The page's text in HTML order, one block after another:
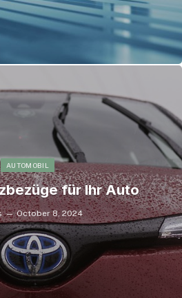
AUTOMOBIL
für Ihr Auto
October 8, 2024